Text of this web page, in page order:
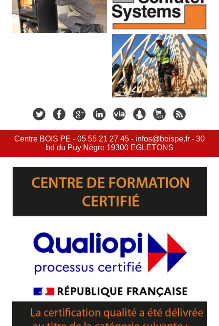
Centre BOIS PE - 05 55 21 27 45 - infos@boispe.fr - 30
bd du Puy Nègre 19300 EGLETONS